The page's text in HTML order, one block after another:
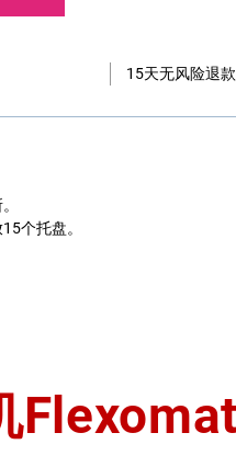
15天无风险退
个托盘。